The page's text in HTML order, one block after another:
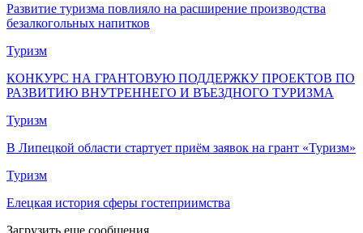
Развитие туризма повлияло на расширение производства
безалкогольных напитков
Туризм
КОНКУРС НА ГРАНТОВУЮ ПОДДЕРЖКУ ПРОЕКТОВ ПО
РАЗВИТИЮ ВНУТРЕННЕГО И ВЪЕЗДНОГО ТУРИЗМА
Туризм
В Липецкой области стартует приём заявок на грант «Туризм»
Туризм
Елецкая история сферы гостеприимства
Загрузить еще сообщения